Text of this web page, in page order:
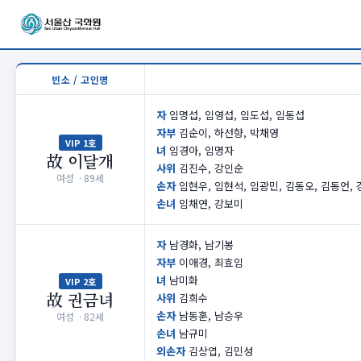
빈소 / 고인명
VIP 1호
故 이달개
여성 · 89세
자 임명섭, 임영섭, 임도섭, 임동섭
자부 김순이, 하선향, 박채영
녀 임경아, 임명자
사위 김진수, 강인순
손자 임현우, 임현석, 임광민, 김동오, 김동언,
손녀 임채연, 강보미
VIP 2호
故 권금녀
여성 · 82세
자 남경화, 남기봉
자부 이애경, 최효임
녀 남미화
사위 김희수
손자 남동훈, 남승우
손녀 남규미
외손자 김상엽, 김민성